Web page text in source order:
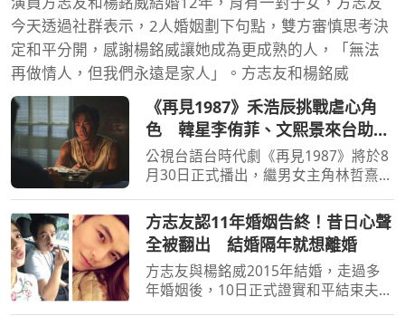
今天透過社群表示，2人婚姻劃下句點，雙方審慎思考決
定和平分開，感謝楊銘威讓她成為更成熟的人，「無法
再做情人，但我們永遠是家人」。方志友和楊銘威
《再見1987》禾浩辰挑戰虐心角
色 韓星李侑菲、文熙景來台助
陣
公視台語台時代劇《再見1987》將於8
月30日正式播出，繼男女主角林哲熹、
三波「中銘篇」角色預告，聚焦禾浩辰
飾演的斯文青年張中銘。劇中他為守護
方志友飾演的素芬，展
方志友認11年婚姻告終！昔日心聲
全被翻出 結婚隔年就想離婚
方志友與楊銘威2015年結婚，走過多
年婚姻後，10日正式證實和平結束夫妻